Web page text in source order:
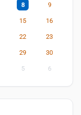
8 9
15 16
22 23
29 30
5 6